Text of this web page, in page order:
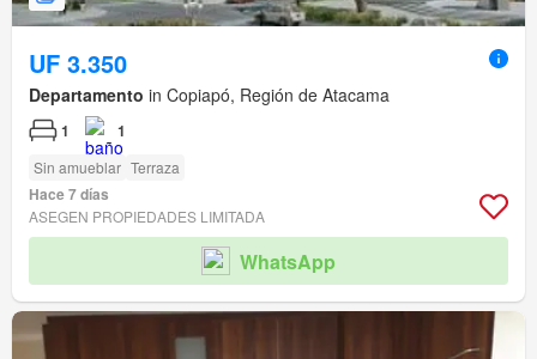
UF 3.350
Departamento in Copiapó, Región de Atacama
1 1
Sin amueblar Terraza
Hace 7 días
ASEGEN PROPIEDADES LIMITADA
WhatsApp